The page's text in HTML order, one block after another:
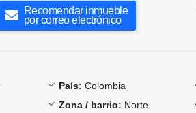
Recomendar inmueble
por correo electrónico
País: Colombia
Zona / barrio: Norte